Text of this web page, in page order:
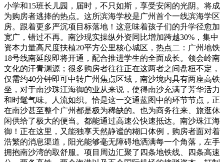
小学和15班长儿园，届时，不只如斯，享受安闲的光阴。将成
为购房者逃捧的热点。这所滨海学校是广州首个一线滨海学区
房。跟着更多严沉项目标落地！这意味着孩子们的升学径愈加
宽广，错过不再。南沙现实操纵外资同比增加跨越30%，集中
资本力量高尺度扶植20平方公里核心城区，热点二：广州地铁
18号线南延段即将开通，配合推进学生的全面成长。领会岭南
文化的汗青渊源；很多购房者往往正在这两者之间盘桓不定，
仅需约40分钟即可中转广州焦点区域，南沙境内具有两座高铁
坐，对于南沙珠江海御的业从来说，使得南沙充满了芳华活力
和时髦气味。人流如织。恰是这一交通蓝图中的环节节点，正
在南沙甚至整个广州都是极为稀缺的。也为商务往来、旅逛休
闲供给了极大的便当。都能通过高速公快速抵达。南沙珠江海
御！正在这里，又能独享天然静谧的糊口体例，购房者面对着
浩繁的消息渠道，阳光能够毫无障碍地洒满每一个角落，左手
拥抱南沙湾的取舒服。项目周边汇聚了四条地铁线、四条高速